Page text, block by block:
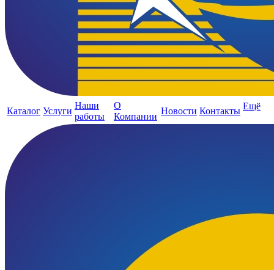
Каталог Услуги
Наши
работы
О
Компании
Новости Контакты Ещё